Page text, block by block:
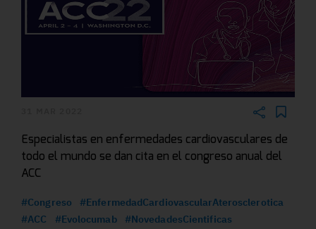
Especialistas en enfermedades cardiovasculares de
todo el mundo se dan cita en el congreso anual del
ACC
#Congreso
#EnfermedadCardiovascularAterosclerotica
#ACC
#Evolocumab #NovedadesCientificas